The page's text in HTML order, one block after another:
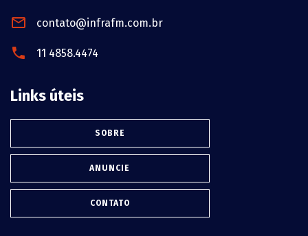
contato@infrafm.com.br
11 4858.4474
Links úteis
SOBRE
ANUNCIE
CONTATO